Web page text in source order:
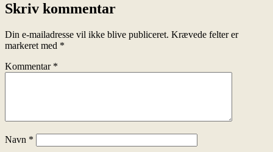
Skriv kommentar
Din e-mailadresse vil ikke blive publiceret. Krævede felter er
markeret med *
Kommentar *
Navn *